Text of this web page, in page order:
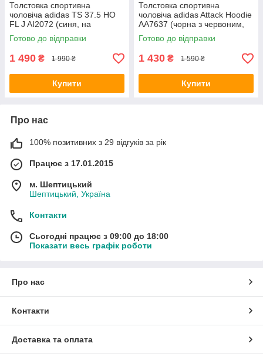
Толстовка спортивна
чоловіча adidas TS 37.5 HO
FL J AI2072 (синя, на
блискавці, для тренувань,
логотип адідас)
Готово до відправки
1 490 ₴ 1 990 ₴
Купити
Толстовка спортивна
чоловіча adidas Attack Hoodie
AA7637 (чорна з червоним,
бавовна, на блискавці,
логотип адідас)
Готово до відправки
1 430 ₴ 1 590 ₴
Купити
Про нас
100% позитивних з 29 відгуків за рік
Працює з 17.01.2015
м. Шептицький
Шептицький, Україна
Контакти
Сьогодні працює з 09:00 до 18:00
Показати весь графік роботи
Про нас
Контакти
Доставка та оплата